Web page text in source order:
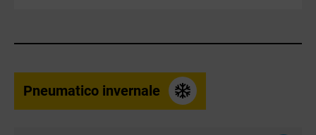
Pneumatico invernale